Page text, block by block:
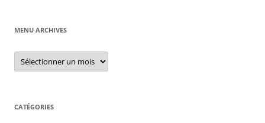
MENU ARCHIVES
Menu
archives
CATÉGORIES